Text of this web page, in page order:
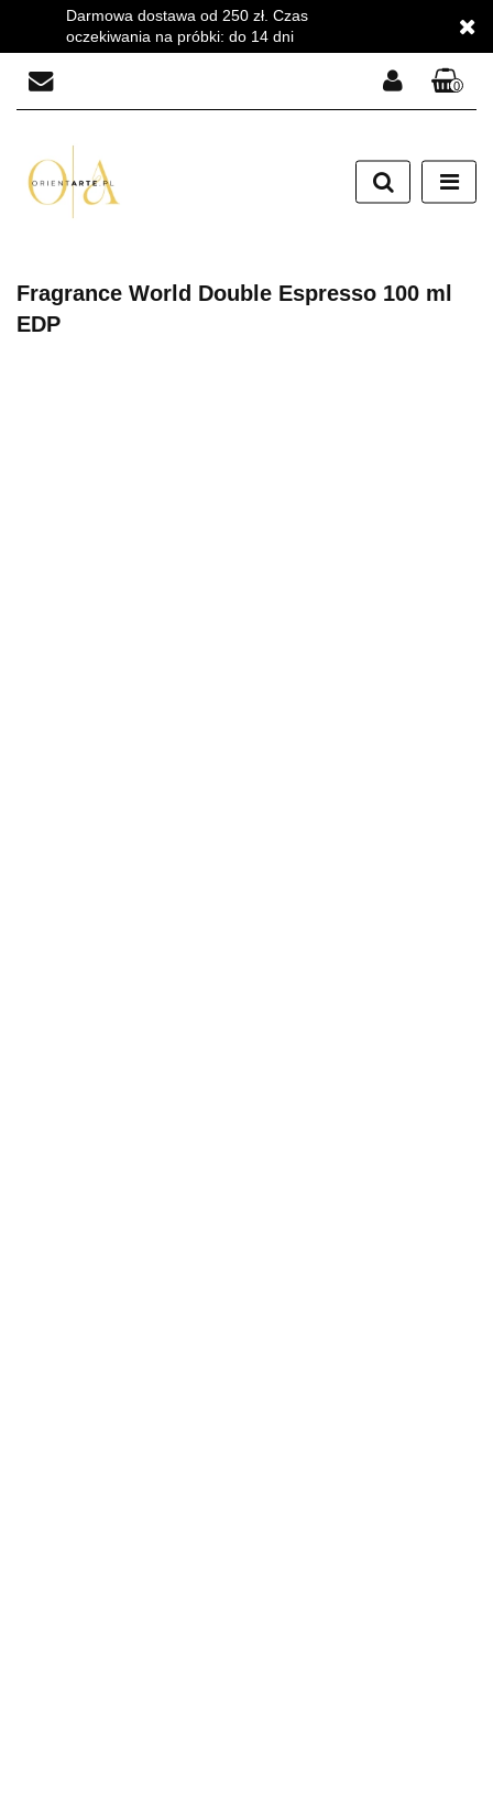
Darmowa dostawa od 250 zł. Czas
oczekiwania na próbki: do 14 dni
Zarejestruj się
Dodaj zgłoszenie
0
Fragrance World Double Espresso 100 ml
EDP